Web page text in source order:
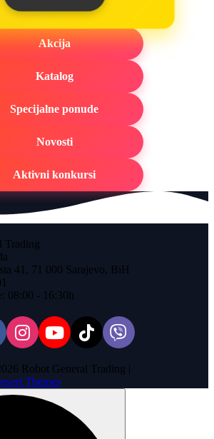
Akcija
Katalog
Specijalne ponude
Novosti
Aktivni konkursi
Trading
41, 71 000 Sarajevo, BiH
08:00 - 16:30h
Robot General Trading |
Themes